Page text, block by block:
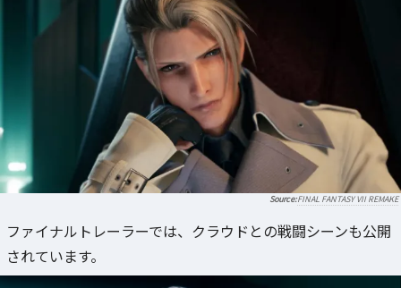
FINAL FANTASY VII REMAKE
ファイナルトレーラーでは、クラウドとの戦闘シーンも公開
されています。